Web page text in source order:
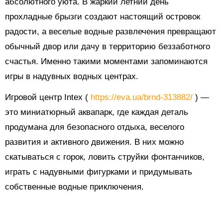
прохладные брызги создают настоящий островок
радости, а веселые водные развлечения превращают
обычный двор или дачу в территорию беззаботного
счастья. Именно такими моментами запоминаются
игры в надувных водных центрах.
Игровой центр Intex ( https://eva.ua/brnd-313882/ ) —
это миниатюрный аквапарк, где каждая деталь
продумана для безопасного отдыха, веселого
развития и активного движения. В них можно
скатываться с горок, ловить струйки фонтанчиков,
играть с надувными фигурками и придумывать
собственные водные приключения.